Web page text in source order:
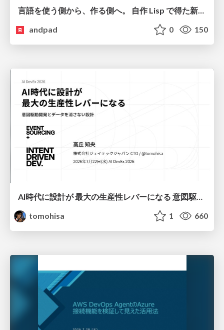
andpad
0 150
AI時代に設計が 最大の生産性レバーになる 意図駆動開発とデータを消さない設計｜Don't Delete Your Data or Your Intent — Design as the Deepest Lever in the AI Era
tomohisa
1 660